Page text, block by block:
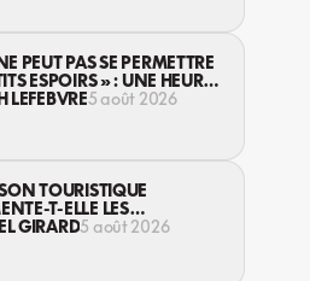
PEUT PAS SE PERMETTRE
ESPOIRS » : UNE HEURE
LEWIS
LEFEBVRE5 août 2026
TOURISTIQUE
T-ELLE LES
CONTRE LES
GIRARD5 août 2026